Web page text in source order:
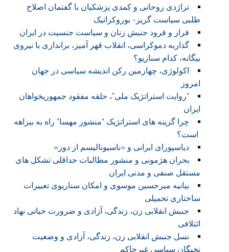
تراژدی روحانی و کمدی پزشکیان با گفتمان اصلاح
طلبی سیاست گریز- بوروکراتیک
فراز و فرود جنبش زنان و سیاست جنسیت در ایران
گذاربه دموکراسی، انقلاب قهر آمیز، براندازی با نیروی
بیگانه، کدام سناریو؟
اکولوژی، چهارمین رکن اندیشه سیاسی در جهان
امروز
“روایت استراتژیک ملی”، حلقه مفقود جمهوریخواهان
ایران
چرا گزینه های استراتژیک “منشور مهسا” راه به بیراهه
است؟
دیاسپورای ایرانی و «ناسیونالیسم از دور»
بحران هژمونی و منشور مطالبات حداقلی تشکل های
مستقل صنفی و مدنی ایران
بیانیه میرحسین موسوی و امکان سناریوی تعییرات
ساختاری تحمیلی
جنبش انقلابی زن، زندگی، آزادی و ضرورت حیاتی نهاد
ائتلافی
نسل جنبش انقلابی زن، زندگی، آزادی و وضعیت
نخبگان سیاسی غیرحاکم